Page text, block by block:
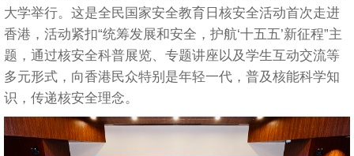
大学举行。这是全民国家安全教育日核安全活动首次走进
香港，活动紧扣“统筹发展和安全，护航‘十五五’新征程”主
题，通过核安全科普展览、专题讲座以及学生互动交流等
多元形式，向香港民众特别是年轻一代，普及核能科学知
识，传递核安全理念。